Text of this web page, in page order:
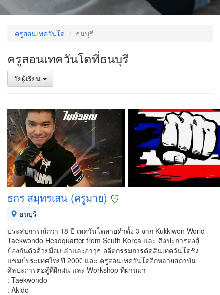
ครูสอนเทควันโด ธนบุรี
ครูสอนเทควันโดที่ธนบุรี
วัยผู้เรียน
ธกร สมุทรเสน (ครูมาย)
ธนบุรี
ประสบการณ์กว่า 18 ปี เทควันโดสายดำดั้ง 3 จาก Kukkiwon World
Taekwondo Headquarter from South Korea และ ศิลปะการต่อสู้
ป้องกันตัวด้วยมือเปล่าและอาวุธ อดีตกรรมการตัดสินเทควันโดชิง
แชมป์ประเทศไทยปี 2000 และ ครูสอนเทควันโดอีกหลายสถาบัน
ศิลปะการต่อสู้ที่ฝึกฝน และ Workshop ที่ผ่านมา
: Taekwondo
: Akido